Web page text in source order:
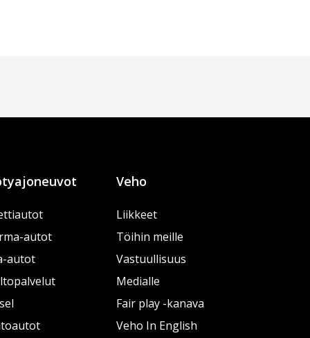
autot
autot
Veho
Liikkeet
Töihin meille
Vastuullisuus
Medialle
Fair play -kanava
Veho In English